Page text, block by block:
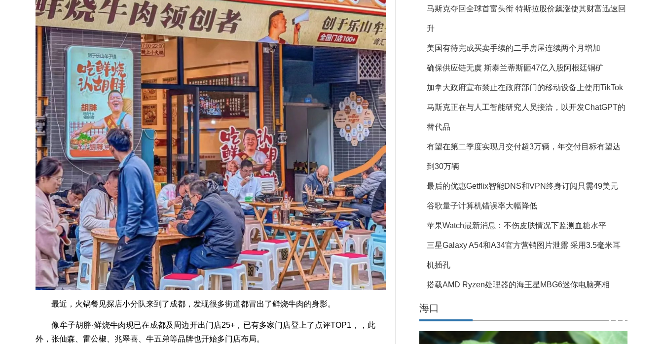
最近，火锅餐见探店小分队来到了成都，发现很多街道都冒出了鲜烧牛肉的身影。
像牟子胡胖·鲜烧牛肉现已在成都及周边开出门店25+，已有多家门店登上了点评TOP1，，此
外，张仙森、雷公椒、兆翠喜、牛五弟等品牌也开始多门店布局。
马斯克夺回全球首富头衔 特斯拉股价飙涨使其财富迅速回
升
美国有待完成买卖手续的二手房屋连续两个月增加
确保供应链无虞 斯泰兰蒂斯砸47亿入股阿根廷铜矿
加拿大政府宣布禁止在政府部门的移动设备上使用TikTok
马斯克正在与人工智能研究人员接洽，以开发ChatGPT的
替代品
有望在第二季度实现月交付超3万辆，年交付目标有望达
到30万辆
最后的优惠Getflix智能DNS和VPN终身订阅只需49美元
谷歌量子计算机错误率大幅降低
苹果Watch最新消息：不伤皮肤情况下监测血糖水平
三星Galaxy A54和A34官方营销图片泄露 采用3.5毫米耳
机插孔
搭载AMD Ryzen处理器的海王星MBG6迷你电脑亮相
海口